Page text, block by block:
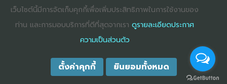
ต่อไป
COPYRIGHT ©2025DHARMNITI SEMINAR AND TRAINING CO., LTDALL
RIGHTS RESERVED. E-COMMERCIAL REGISTRATION 0105529026680
เว็บไซต์นี้มีการจัดเก็บคุกกี้เพื่อเพิ่มประสิทธิภาพในการใช้งานของ
ท่าน และการมอบบริการที่ดีที่สุดจากเรา ดูรายละเอียดประกาศ
ความเป็นส่วนตัว
ตั้งค่าคุกกี้ ยินยอมทั้งหมด